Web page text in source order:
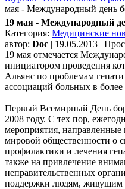
мая - Международный день
19 мая - Международный
Категория: Медицинские
автор: Doc | 19.05.2013 |
19 мая отмечается
инициатором проведения
Альянс по проблемам
ассоциаций больных в более
Первый Всемирный День
2008 году. С тех пор,
мероприятия,
мировой общественности о
профилактики и лечения
также на привлечение
неправительственных
поддержки людям, живущим